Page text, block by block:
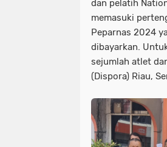
dan pelatih
memasuki
Peparnas 2024
dibayarkan.
sejumlah atlet
(Dispora) Riau,